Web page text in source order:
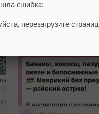
ошибка:
перезагрузите